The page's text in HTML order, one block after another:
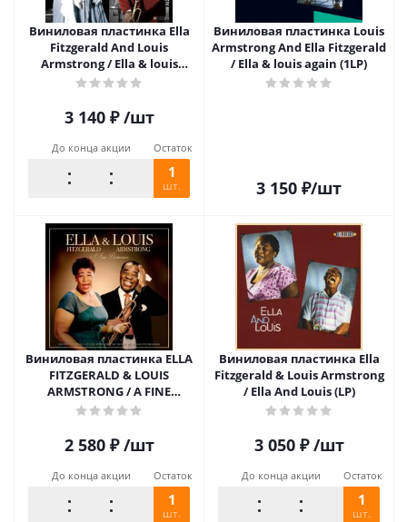
Виниловая пластинка Ella
Fitzgerald And Louis
Armstrong / Ella & louis
(Limited Edition, William
3 140₽ /шт
До конца акции Остаток
1
шт.
Виниловая пластинка Louis
Armstrong And Ella Fitzgerald
/ Ella & louis again (1LP)
3 150 ₽/шт
Виниловая пластинка ELLA
FITZGERALD & LOUIS
ARMSTRONG / A FINE
ROMANCE (LP)
2 580₽ /шт
До конца акции Остаток
1
шт.
Виниловая пластинка Ella
Fitzgerald & Louis Armstrong
/ Ella And Louis (LP)
3 050₽ /шт
До конца акции Остаток
1
шт.